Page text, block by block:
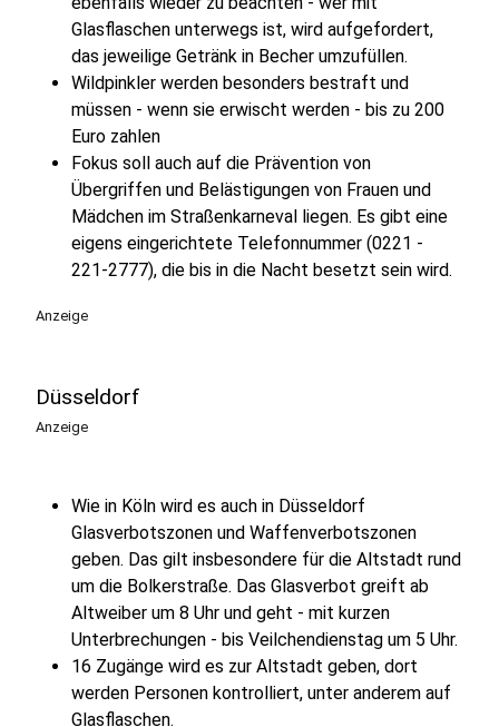
Glasflaschen unterwegs ist, wird aufgefordert,
das jeweilige Getränk in Becher umzufüllen.
Wildpinkler werden besonders bestraft und
müssen - wenn sie erwischt werden - bis zu 200
Euro zahlen
Fokus soll auch auf die Prävention von
Übergriffen und Belästigungen von Frauen und
Mädchen im Straßenkarneval liegen. Es gibt eine
eigens eingerichtete Telefonnummer (0221 -
221-2777), die bis in die Nacht besetzt sein wird.
Anzeige
Düsseldorf
Anzeige
Wie in Köln wird es auch in Düsseldorf
Glasverbotszonen und Waffenverbotszonen
geben. Das gilt insbesondere für die Altstadt rund
um die Bolkerstraße. Das Glasverbot greift ab
Altweiber um 8 Uhr und geht - mit kurzen
Unterbrechungen - bis Veilchendienstag um 5 Uhr.
16 Zugänge wird es zur Altstadt geben, dort
werden Personen kontrolliert, unter anderem auf
Glasflaschen.